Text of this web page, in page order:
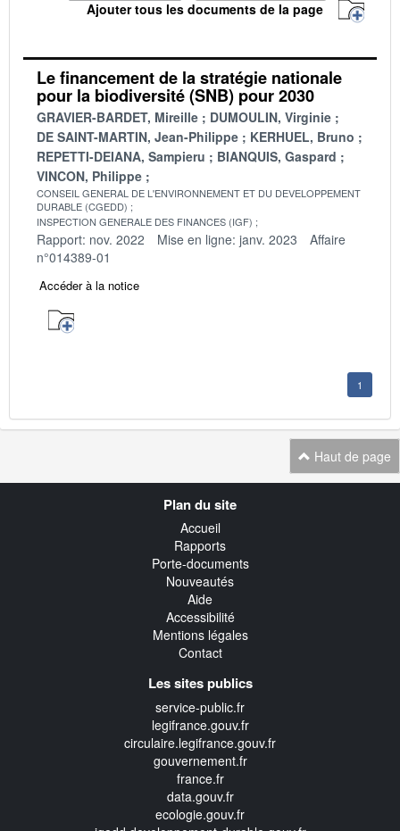
Ajouter tous les documents de la page
Le financement de la stratégie nationale
pour la biodiversité (SNB) pour 2030
GRAVIER-BARDET, Mireille
DUMOULIN, Virginie
DE SAINT-MARTIN, Jean-Philippe
KERHUEL, Bruno
REPETTI-DEIANA, Sampieru
BIANQUIS, Gaspard
VINCON, Philippe
CONSEIL GENERAL DE L'ENVIRONNEMENT ET DU DEVELOPPEMENT
DURABLE (CGEDD)
INSPECTION GENERALE DES FINANCES (IGF)
Rapport: nov. 2022 Mise en ligne: janv. 2023
Affaire
n°014389-01
Accéder à la notice
1
Haut de page
Plan du site
Accueil
Rapports
Porte-documents
Nouveautés
Aide
Accessibilité
Mentions légales
Contact
Les sites publics
service-public.fr
legifrance.gouv.fr
circulaire.legifrance.gouv.fr
gouvernement.fr
france.fr
data.gouv.fr
ecologie.gouv.fr